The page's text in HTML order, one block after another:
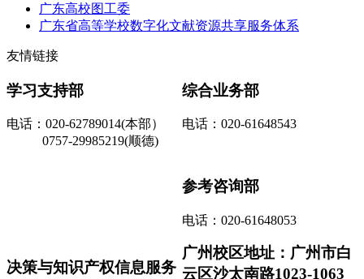
广东高校图工委
广东省高等学校数字化文献资源共享服务体系
友情链接
学习支持部
电话：020-62789014(本部）
0757-29985219(顺德)
综合业务部
电话：020-61648543
参考咨询部
电话：020-61648053
决策与知识产权信息服务
广州校区地址：广州市白
云区沙太南路1023-1063